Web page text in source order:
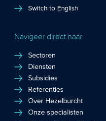
Switch to English
Navigeer direct naar
Sectoren
Diensten
Subsidies
Referenties
Over Hezelburcht
Onze specialisten